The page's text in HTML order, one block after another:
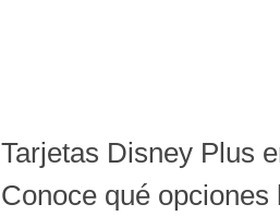
Tarjetas Disney Plus
Conoce qué